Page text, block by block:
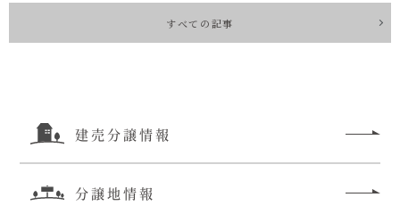
すべての記事
建売分譲情報
分譲地情報